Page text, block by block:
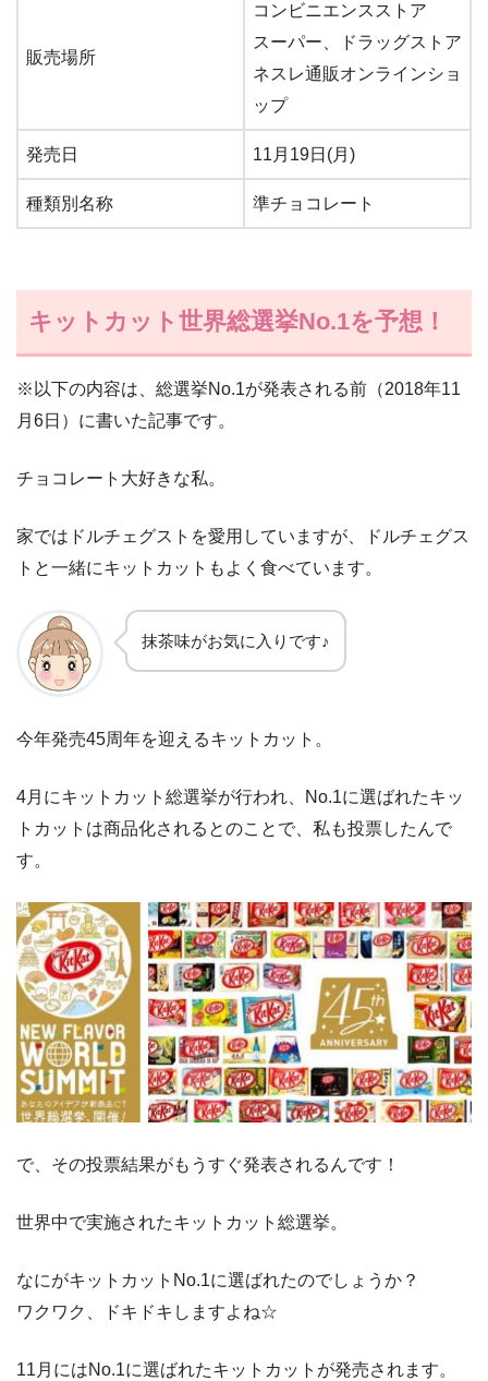
販売場所
コンビニエンスストア
スーパー、ドラッグストア
ネスレ通販オンラインショ
ップ
発売日 11月19日(月)
種類別名称 準チョコレート
キットカット世界総選挙No.1を予想！
※以下の内容は、総選挙No.1が発表される前（2018年11
月6日）に書いた記事です。
チョコレート大好きな私。
家ではドルチェグストを愛用していますが、ドルチェグス
トと一緒にキットカットもよく食べています。
抹茶味がお気に入りです♪
今年発売45周年を迎えるキットカット。
4月にキットカット総選挙が行われ、No.1に選ばれたキッ
トカットは商品化されるとのことで、私も投票したんで
す。
で、その投票結果がもうすぐ発表されるんです！
世界中で実施されたキットカット総選挙。
なにがキットカットNo.1に選ばれたのでしょうか？
ワクワク、ドキドキしますよね☆
11月にはNo.1に選ばれたキットカットが発売されます。